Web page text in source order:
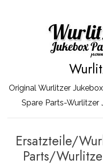
Original Wurlitzer
Spare Parts-Wurlitzer
Ersatzteile/
Parts/